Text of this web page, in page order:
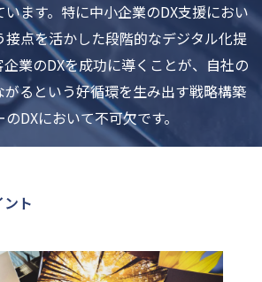
ます。特に中小企業のDX支援におい
点を活かした段階的なデジタル化提
業のDXを成功に導くことが、自社の
るという好循環を生み出す戦略構築
DXにおいて不可欠です。
ト